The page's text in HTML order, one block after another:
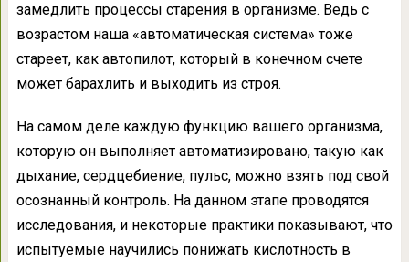
замедлить процессы старения в организме. Ведь с
возрастом наша «автоматическая система» тоже
стареет, как автопилот, который в конечном счете
может барахлить и выходить из строя.
На самом деле каждую функцию вашего организма,
которую он выполняет автоматизировано, такую как
дыхание, сердцебиение, пульс, можно взять под свой
осознанный контроль. На данном этапе проводятся
исследования, и некоторые практики показывают, что
испытуемые научились понижать кислотность в